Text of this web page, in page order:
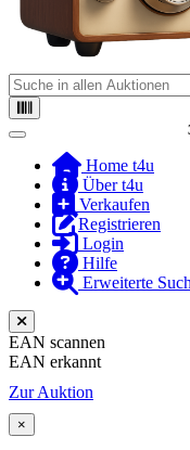
Toggle navigation
Home t4u
Über t4u
Verkaufen
Registrieren
Login
Hilfe
Erweiterte
EAN scannen
EAN erkannt
Zur Auktion
×